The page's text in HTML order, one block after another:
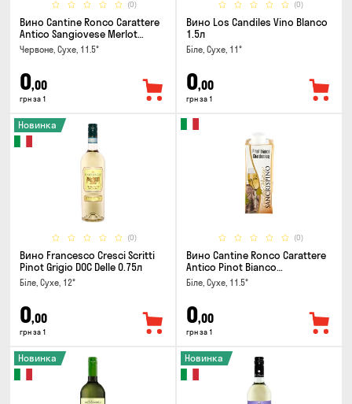
(0)
Вино Cantine Ronco Carattere
Antico Sangiovese Merlot
Rubicone IGT 1л
Червоне, Сухе, 11.5°
0,00
грн за 1
(0)
Вино Los Candiles Vino Blanco
1.5л
Біле, Сухе, 11°
0,00
грн за 1
(0)
Новинка
Вино Francesco Cresci Scritti
Pinot Grigio DOC Delle 0.75л
Біле, Сухе, 12°
0,00
грн за 1
(0)
Вино Cantine Ronco Carattere
Antico Pinot Bianco
Chardonnay Rubicone IGT 0.25л
Біле, Сухе, 11.5°
0,00
грн за 1
Новинка Новинка